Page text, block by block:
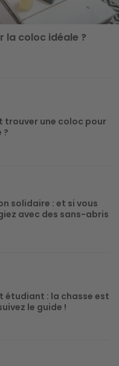
la coloc idéale ?
trouver une coloc pour
?
solidaire : et si vous
avec des sans-abris
étudiant : la chasse est
le guide !